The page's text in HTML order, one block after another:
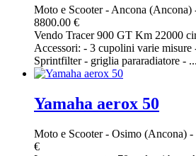
Moto e Scooter- Ancona (Ancona)
8800.00 €
Vendo Tracer 900 GT Km 22000
Accessori: - 3 cupolini varie misure
Sprintfilter - griglia pararadiatore - ...
Yamaha aerox 50
Moto e Scooter- Osimo (Ancona) -
€